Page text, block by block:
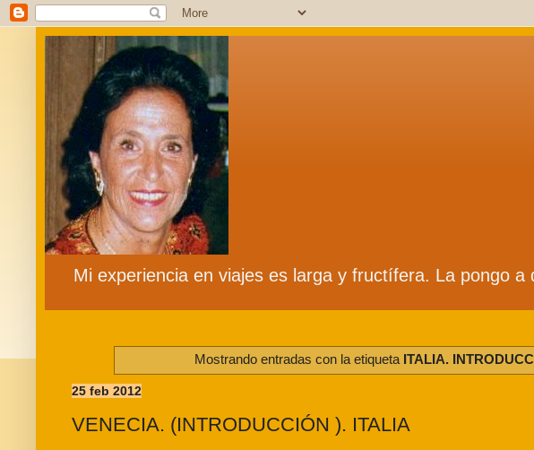
Mi experiencia en viajes es larga y fructífera. La pongo
Mostrando entradas con la etiqueta ITALIA.
25 feb 2012
VENECIA. (INTRODUCCIÓN ). ITALIA